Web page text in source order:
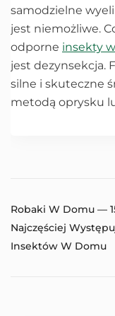
samodzielne
jest niemożliwe.
odporne insekty
jest dezynsekcja.
silne i skuteczne
metodą oprysku
Robaki W Domu —
Najczęściej
Insektów W Domu